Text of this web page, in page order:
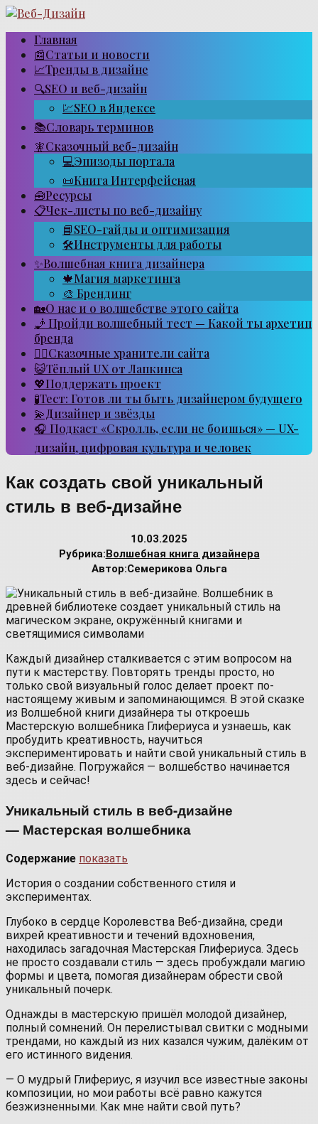
Перейти
контентуГлавная
📰Статьи и новости
📈Тренды в дизайне
🔍SEO и веб-дизайн
💹SEO в Яндексе
📚Словарь терминов
🧚Сказочный веб-дизайн
💻Эпизоды портала
📜Книга Интерфейсная
🧰Ресурсы
📋Чек-листы по веб-дизайну
📘SEO-гайды и оптимизация
🛠Инструменты для работы
✨Волшебная книга дизайнера
🍁Магия маркетинга
🎨 Брендинг
🏡О нас и о волшебстве этого сайта
🧞 Пройди волшебный тест — Какой ты архетип
бренда
🧙‍♂️Сказочные хранители сайта
😺Тёплый UX от Лапкинса
💖Поддержать проект
🧪Тест: Готов ли ты быть дизайнером будущего
💫Дизайнер и звёзды
🎧 Подкаст «Скролль, если не боишься» — UX-
дизайн, цифровая культура и человек
Как создать свой уникальный
стиль в веб-дизайне
10.03.2025
Рубрика:Волшебная книга дизайнера
Автор:Семерикова Ольга
Каждый дизайнер сталкивается с этим вопросом на
пути к мастерству. Повторять тренды просто, но
только свой визуальный голос делает проект по-
настоящему живым и запоминающимся. В этой сказке
из Волшебной книги дизайнера ты откроешь
Мастерскую волшебника Глифериуса и узнаешь, как
пробудить креативность, научиться
экспериментировать и найти свой уникальный стиль в
веб-дизайне. Погружайся — волшебство начинается
здесь и сейчас!
Уникальный стиль в веб-дизайне
— Мастерская волшебника
Содержание показать
История о создании собственного стиля и
экспериментах.
Глубоко в сердце Королевства Веб-дизайна, среди
вихрей креативности и течений вдохновения,
находилась загадочная Мастерская Глифериуса. Здесь
не просто создавали стиль — здесь пробуждали магию
формы и цвета, помогая дизайнерам обрести свой
уникальный почерк.
Однажды в мастерскую пришёл молодой дизайнер,
полный сомнений. Он перелистывал свитки с модными
трендами, но каждый из них казался чужим, далёким от
его истинного видения.
— О мудрый Глифериус, я изучил все известные законы
композиции, но мои работы всё равно кажутся
безжизненными. Как мне найти свой путь?